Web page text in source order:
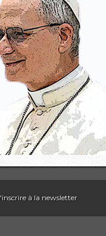
à la newsletter